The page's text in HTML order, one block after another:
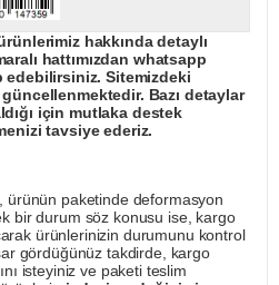
hakkında detaylı
hattımızdan whatsapp
edebilirsiniz. Sitemizdeki
Bazı detaylar
için mutlaka destek
tavsiye ederiz.
ürünün paketinde deformasyon
bir durum söz konusu ise, kargo
ürünlerinizin durumunu kontrol
gördüğünüz takdirde, kargo
isteyiniz ve paketi teslim